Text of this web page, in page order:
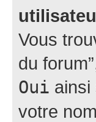
Vous
du
Oui ainsi
votre